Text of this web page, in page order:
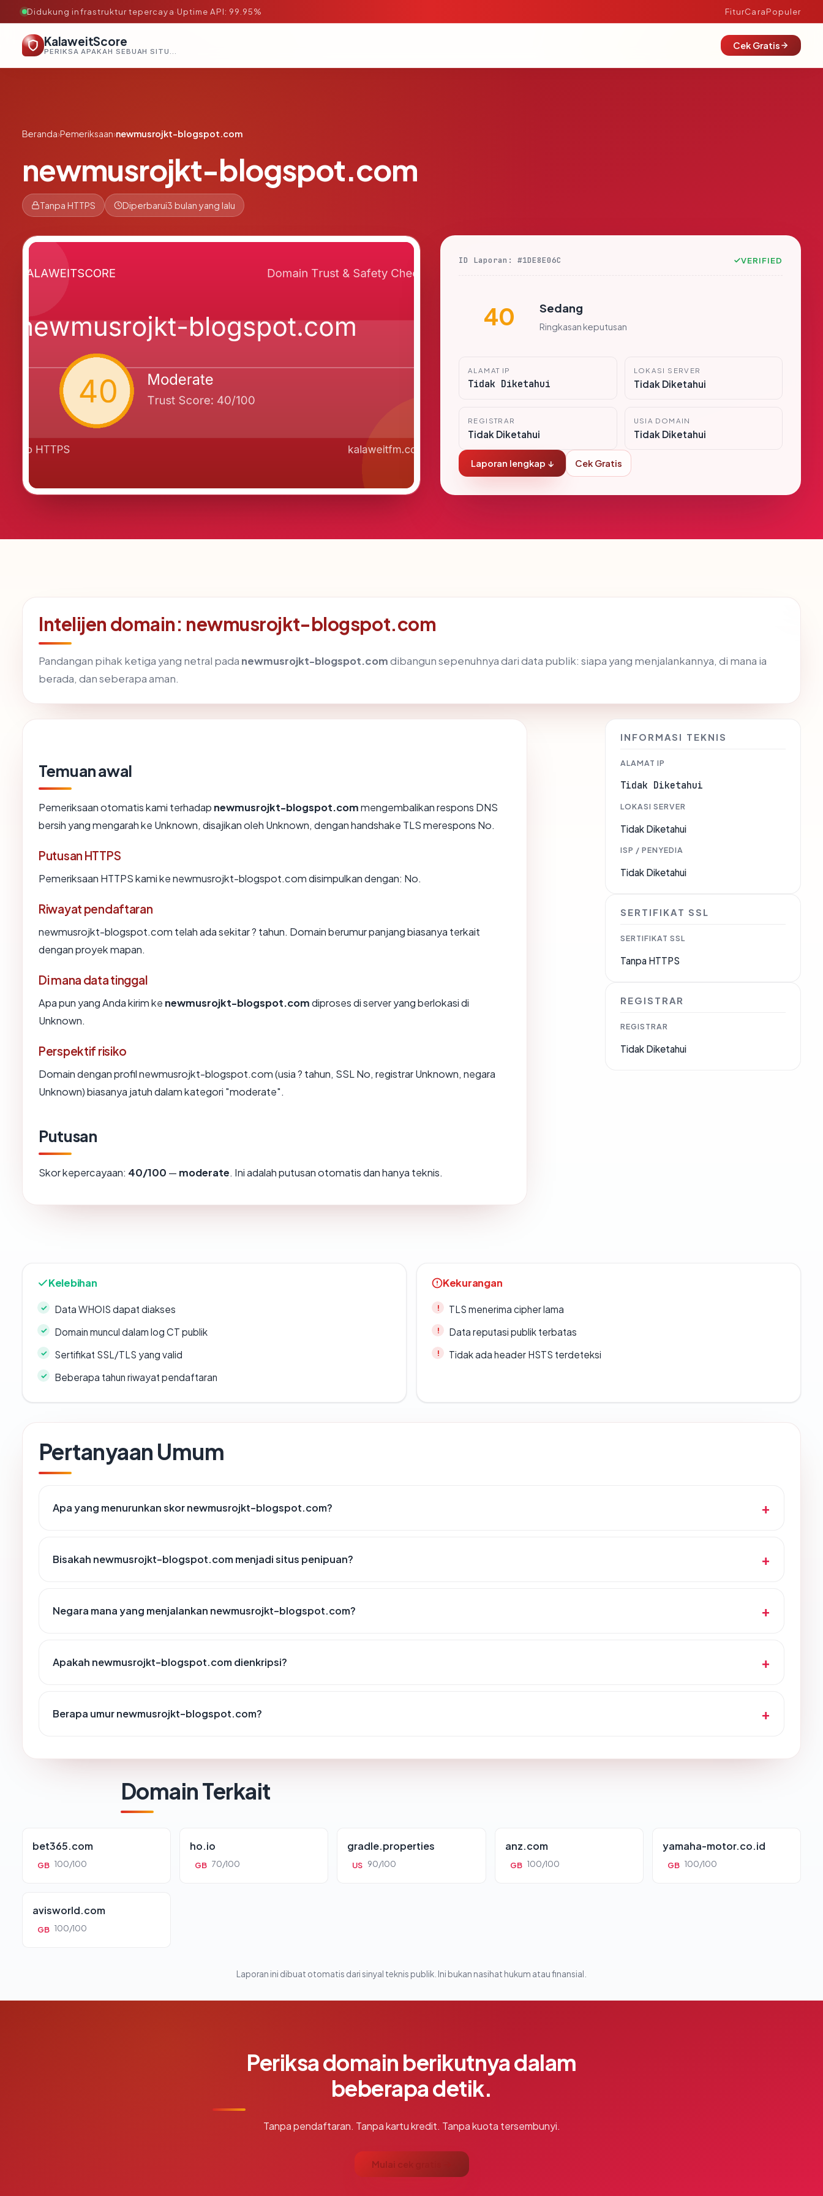
Didukung infrastruktur tepercaya·Uptime API: 99.95% FiturCaraPopuler
KalaweitScore
PERIKSA APAKAH SEBUAH SITUS AMAN, TEPERCAYA, DAN TERVERIFIKASI DALAM HITUNGAN DETIK.
Cek Gratis
Beranda›Pemeriksaan›newmusrojkt-blogspot.com
newmusrojkt-blogspot.com
Tanpa HTTPS Diperbarui3 bulan yang lalu
ID Laporan: #1DE8E06C VERIFIED
40 Sedang
Ringkasan keputusan
ALAMAT IP
Tidak Diketahui
LOKASI SERVER
Tidak Diketahui
REGISTRAR
Tidak Diketahui
USIA DOMAIN
Tidak Diketahui
Laporan lengkap ↓ Cek Gratis
Intelijen domain: newmusrojkt-blogspot.com
Pandangan pihak ketiga yang netral pada newmusrojkt-blogspot.comdibangun sepenuhnya dari data publik: siapa yang menjalankannya, di mana ia
berada, dan seberapa aman.
Temuan awal
Pemeriksaan otomatis kami terhadap newmusrojkt-blogspot.commengembalikan respons DNS
bersih yang mengarah ke Unknown, disajikan oleh Unknown, dengan handshake TLS merespons No.
Putusan HTTPS
Pemeriksaan HTTPS kami ke newmusrojkt-blogspot.com disimpulkan dengan: No.
Riwayat pendaftaran
newmusrojkt-blogspot.com telah ada sekitar ? tahun. Domain berumur panjang biasanya terkait
dengan proyek mapan.
Di mana data tinggal
Apa pun yang Anda kirim ke newmusrojkt-blogspot.comdiproses di server yang berlokasi di
Unknown.
Perspektif risiko
Domain dengan profil newmusrojkt-blogspot.com (usia ? tahun, SSL No, registrar Unknown, negara
Unknown) biasanya jatuh dalam kategori "moderate".
Putusan
Skor kepercayaan: 40/100 — moderate. Ini adalah putusan otomatis dan hanya teknis.
INFORMASI TEKNIS
ALAMAT IP
Tidak Diketahui
LOKASI SERVER
Tidak Diketahui
ISP / PENYEDIA
Tidak Diketahui
SERTIFIKAT SSL
SERTIFIKAT SSL
Tanpa HTTPS
REGISTRAR
REGISTRAR
Tidak Diketahui
Kelebihan
Data WHOIS dapat diakses
Domain muncul dalam log CT publik
Sertifikat SSL/TLS yang valid
Beberapa tahun riwayat pendaftaran
Kekurangan
TLS menerima cipher lama
Data reputasi publik terbatas
Tidak ada header HSTS terdeteksi
Pertanyaan Umum
Apa yang menurunkan skor newmusrojkt-blogspot.com?
Bisakah newmusrojkt-blogspot.com menjadi situs penipuan?
Negara mana yang menjalankan newmusrojkt-blogspot.com?
Apakah newmusrojkt-blogspot.com dienkripsi?
Berapa umur newmusrojkt-blogspot.com?
Domain Terkait
bet365.com
GB 100/100
ho.io
GB 70/100
gradle.properties
US 90/100
anz.com
GB 100/100
yamaha-motor.co.id
GB 100/100
avisworld.com
GB 100/100
Laporan ini dibuat otomatis dari sinyal teknis publik. Ini bukan nasihat hukum atau finansial.
Periksa domain berikutnya dalam
beberapa detik.
Tanpa pendaftaran. Tanpa kartu kredit. Tanpa kuota tersembunyi.
Mulai cek gratis →